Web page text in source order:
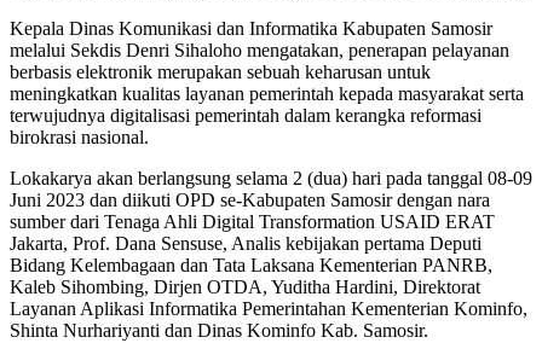
Kepala Dinas Komunikasi dan Informatika Kabupaten Samosir
melalui Sekdis Denri Sihaloho mengatakan, penerapan pelayanan
berbasis elektronik merupakan sebuah keharusan untuk
meningkatkan kualitas layanan pemerintah kepada masyarakat serta
terwujudnya digitalisasi pemerintah dalam kerangka reformasi
birokrasi nasional.
Lokakarya akan berlangsung selama 2 (dua) hari pada tanggal 08-09
Juni 2023 dan diikuti OPD se-Kabupaten Samosir dengan nara
sumber dari Tenaga Ahli Digital Transformation USAID ERAT
Jakarta, Prof. Dana Sensuse, Analis kebijakan pertama Deputi
Bidang Kelembagaan dan Tata Laksana Kementerian PANRB,
Kaleb Sihombing, Dirjen OTDA, Yuditha Hardini, Direktorat
Layanan Aplikasi Informatika Pemerintahan Kementerian Kominfo,
Shinta Nurhariyanti dan Dinas Kominfo Kab. Samosir.